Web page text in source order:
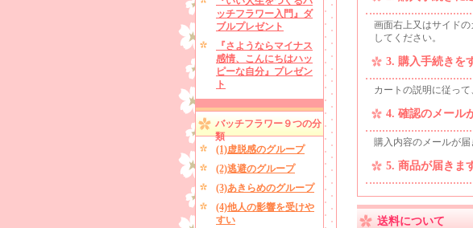
ッチフラワー入門』ダ
ブルプレゼント
『さようならマイナス
感情、こんにちはハッ
ピーな自分』プレゼン
ト
バッチフラワー９つの分
類
(1)虚脱感のグループ
(2)逃避のグループ
(3)あきらめのグループ
(4)他人の影響を受けや
すい
画面右上又はサイド
してください。
3. 購入手続きを
カートの説明に従っ
4. 確認のメール
購入内容のメールが届
5. 商品が届きま
送料について